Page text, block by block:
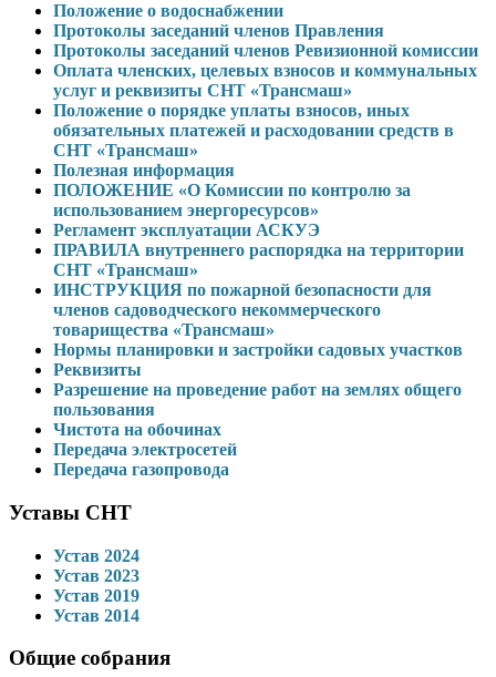
Положение о водоснабжении
Протоколы заседаний членов Правления
Протоколы заседаний членов Ревизионной комиссии
Оплата членских, целевых взносов и коммунальных
услуг и реквизиты СНТ «Трансмаш»
Положение о порядке уплаты взносов, иных
обязательных платежей и расходовании средств в
СНТ «Трансмаш»
Полезная информация
ПОЛОЖЕНИЕ «О Комиссии по контролю за
использованием энергоресурсов»
Регламент эксплуатации АСКУЭ
ПРАВИЛА внутреннего распорядка на территории
СНТ «Трансмаш»
ИНСТРУКЦИЯ по пожарной безопасности для
членов садоводческого некоммерческого
товарищества «Трансмаш»
Нормы планировки и застройки садовых участков
Реквизиты
Разрешение на проведение работ на землях общего
пользования
Чистота на обочинах
Передача электросетей
Передача газопровода
Уставы СНТ
Устав 2024
Устав 2023
Устав 2019
Устав 2014
Общие собрания